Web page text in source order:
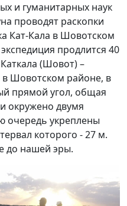
и гуманитарных наук
проводят раскопки
Кат-Кала в Шовотском
продлится 40
(Шовот) –
Шовотском районе, в
прямой угол, общая
окружено двумя
очередь укреплены
которого - 27 м.
до нашей эры.